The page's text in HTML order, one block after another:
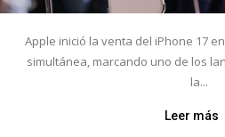
Apple inició la venta del iPhone 17
simultánea, marcando uno de los
la...
Leer más